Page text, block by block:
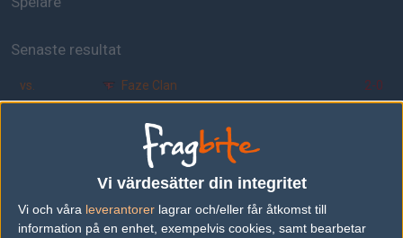
Vi värdesätter din integritet
Vi och våra leverantorer lagrar och/eller får åtkomst till
information på en enhet, exempelvis cookies, samt bearbetar
Senaste resultat
vs. Faze Clan 2-0
Följ oss på Facebook